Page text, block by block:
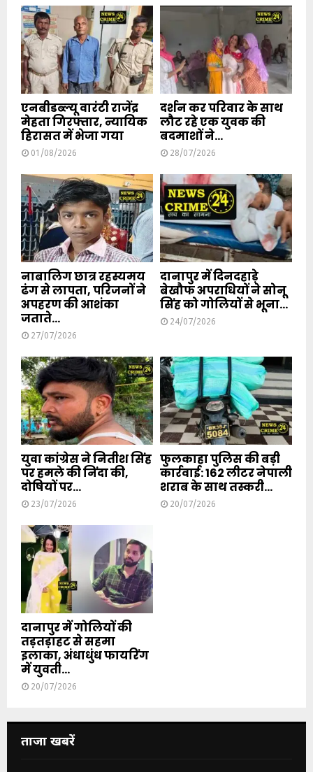
एनबीडब्ल्यू वारंटी राजेंद्र
मेहता गिरफ्तार, न्यायिक
हिरासत में भेजा गया
01/08/2026
दर्शन कर परिवार के साथ
लौट रहे एक युवक की
बदमाशों ने...
28/07/2026
नाबालिग छात्र रहस्यमय
ढंग से लापता, परिजनों ने
अपहरण की आशंका
जताते...
27/07/2026
दानापुर में दिनदहाड़े
बेखौफ अपराधियों ने सोनू
सिंह को गोलियों से भूना...
24/07/2026
युवा कांग्रेस ने नितीश सिंह
पर हमले की निंदा की,
दोषियों पर...
23/07/2026
फुलकाहा पुलिस की बड़ी
कार्रवाई: 162 लीटर नेपाली
शराब के साथ तस्करी...
20/07/2026
दानापुर में गोलियों की
तड़तड़ाहट से सहमा
इलाका, अंधाधुंध फायरिंग
में युवती...
20/07/2026
ताजा खबरें